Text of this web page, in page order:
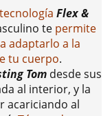
tecnología Flex &
te permite
adaptarlo a la
tu cuerpo.
Tom desde sus
al interior, y la
acariciando al